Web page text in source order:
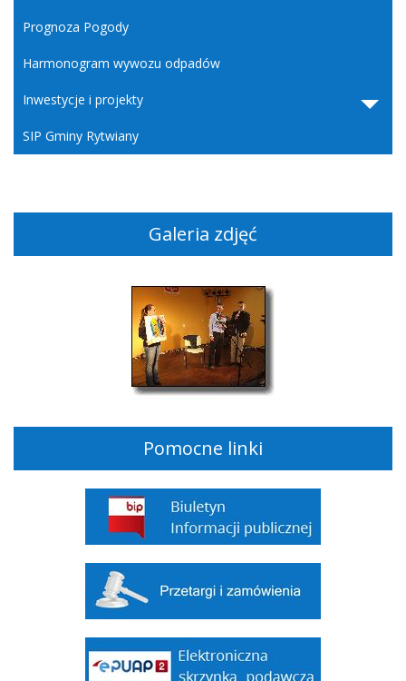
Prognoza Pogody
Harmonogram wywozu odpadów
Inwestycje i projekty
SIP Gminy Rytwiany
Galeria zdjęć
Pomocne linki